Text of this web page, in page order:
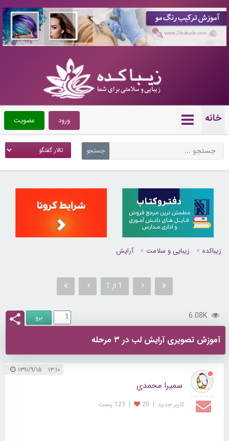
خانه عضویت ورود
زیباکده زیبایی و سلامت آرایش
1 از 1
6.08K
آموزش تصویری آرایش لب در ۳ مرحله
۱۳:۱۰ ۱۳۹۱/۹/۱۵
سمیرا محمدی
کاربر جديد |
25
| 123 پست